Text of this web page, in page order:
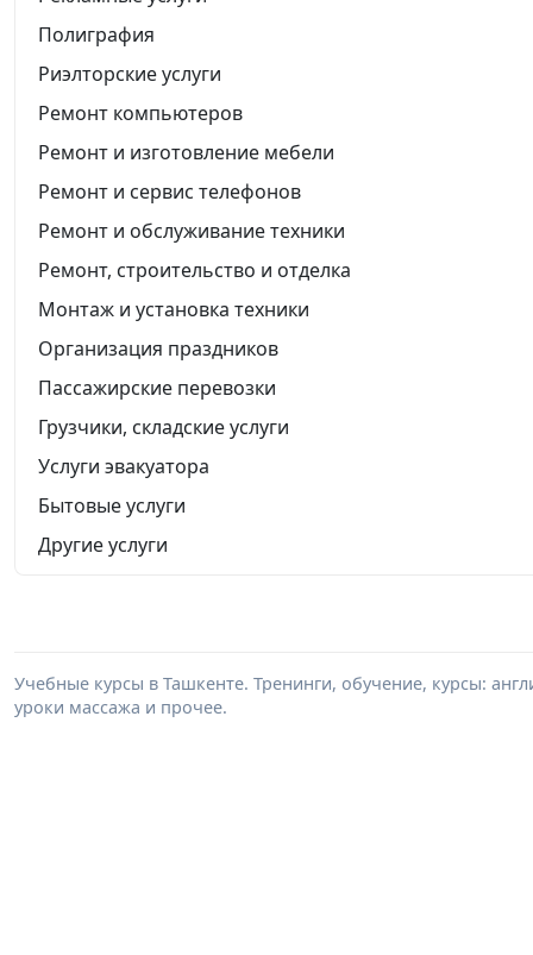
Полиграфия
Риэлторские услуги
Ремонт компьютеров
Ремонт и изготовление мебели
Ремонт и сервис телефонов
Ремонт и обслуживание техники
Ремонт, строительство и отделка
Монтаж и установка техники
Организация праздников
Пассажирские перевозки
Грузчики, складские услуги
Услуги эвакуатора
Бытовые услуги
Другие услуги
Учебные курсы в Ташкенте. Тренинги, обучение, курсы:
уроки массажа и прочее.